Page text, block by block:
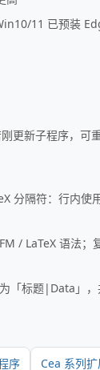
11 已预装
更新子程序，可
分隔符：行内使
/ LaTeX 语法；
「标题|Data」
序 Cea 系列